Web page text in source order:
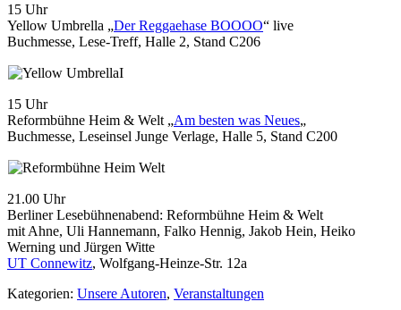
15 Uhr
Yellow Umbrella „Der Reggaehase BOOOO“ live
Buchmesse, Lese-Treff, Halle 2, Stand C206
15 Uhr
Reformbühne Heim & Welt „Am besten was Neues„
Buchmesse, Leseinsel Junge Verlage, Halle 5, Stand C200
21.00 Uhr
Berliner Lesebühnenabend: Reformbühne Heim & Welt
mit Ahne, Uli Hannemann, Falko Hennig, Jakob Hein, Heiko
Werning und Jürgen Witte
UT Connewitz, Wolfgang-Heinze-Str. 12a
Kategorien: Unsere Autoren, Veranstaltungen